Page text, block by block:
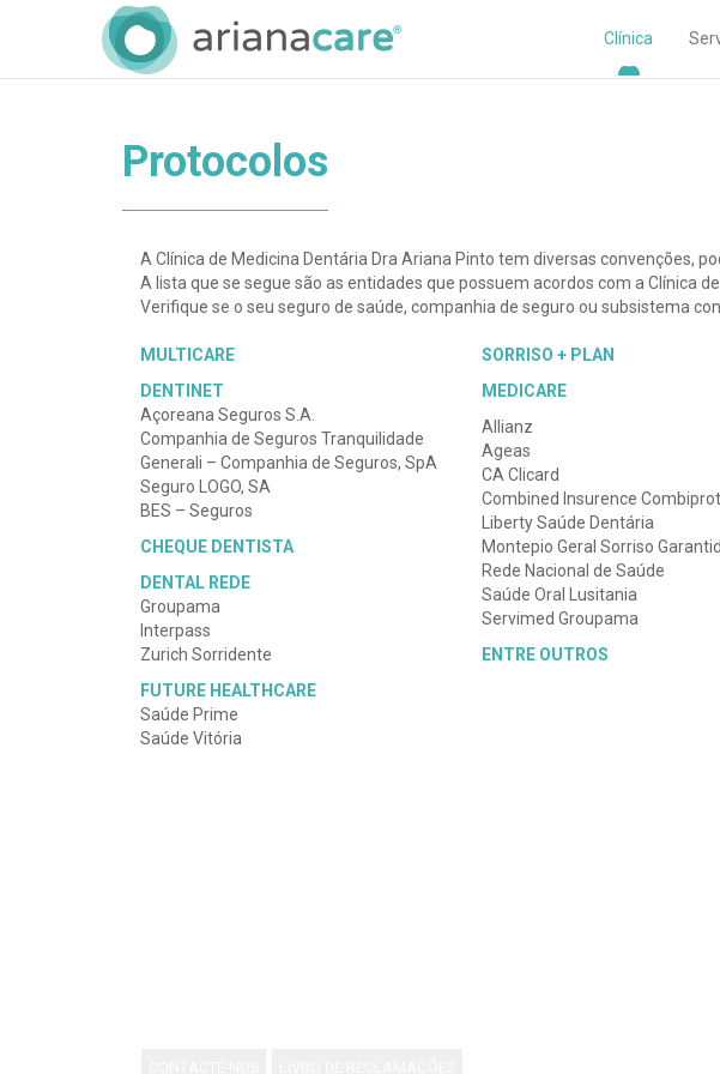
Clínica
Protocolos
A Clínica de Medicina Dentária Dra Ariana Pinto tem diversas convenções,
A lista que se segue são as entidades que possuem acordos com a Clínica
Verifique se o seu seguro de saúde, companhia de seguro ou subsistema
MULTICARE
DENTINET
Açoreana Seguros S.A.
Companhia de Seguros Tranquilidade
Generali – Companhia de Seguros, SpA
Seguro LOGO, SA
BES – Seguros
CHEQUE DENTISTA
DENTAL REDE
Groupama
Interpass
Zurich Sorridente
FUTURE HEALTHCARE
Saúde Prime
Saúde Vitória
SORRISO + PLAN
MEDICARE
Allianz
Ageas
CA Clicard
Combined Insurence
Liberty Saúde Dentária
Montepio Geral Sorriso
Rede Nacional de Saúde
Saúde Oral Lusitania
Servimed Groupama
ENTRE OUTROS